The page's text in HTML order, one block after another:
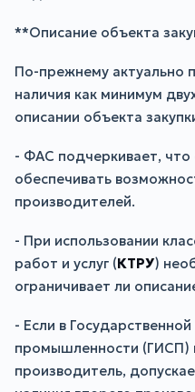
**Описание объекта
По-прежнему актуально
наличия как минимум
описании объекта
- ФАС подчеркивает,
обеспечивать
производителей.
- При использовании
работ и услуг (КТРУ)
ограничивает ли
- Если в
промышленности (ГИСП)
производитель,